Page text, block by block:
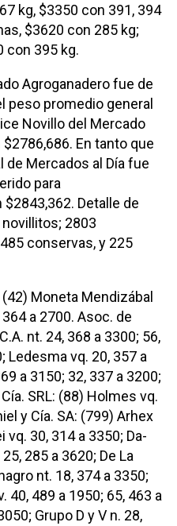
kg, $3350 con 391, 394
$3620 con 285 kg;
con 395 kg.
Agroganadero fue de
peso promedio general
Novillo del Mercado
En tanto que
Mercados al Día fue
para
Detalle de
2803
conservas, y 225
(42) Moneta Mendizábal
a 2700. Asoc. de
nt. 24, 368 a 3300; 56,
Ledesma vq. 20, 357 a
a 3150; 32, 337 a 3200;
SRL: (88) Holmes vq.
y Cía. SA: (799) Arhex
vq. 30, 314 a 3350; Da-
285 a 3620; De La
nt. 18, 374 a 3350;
40, 489 a 1950; 65, 463 a
Grupo D y V n. 28,